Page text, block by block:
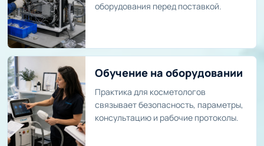
оборудования перед поставкой.
Обучение на оборудовании
Практика для косметологов
связывает безопасность, параметры,
консультацию и рабочие протоколы.